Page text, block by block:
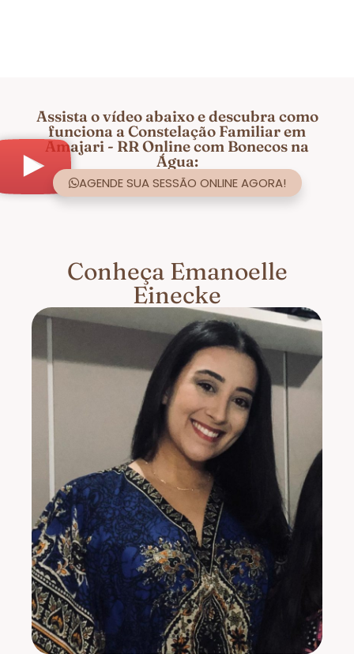
Assista o vídeo abaixo e descubra como
funciona a Constelação Familiar em
Amajari - RR Online com Bonecos na
Água:
AGENDE SUA SESSÃO ONLINE AGORA!
Conheça Emanoelle
Einecke